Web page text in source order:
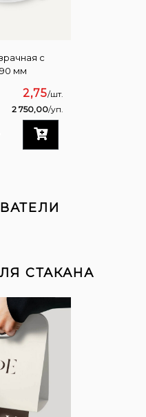
с
мм
2,75/шт.
2 750,00/уп.
СТАКАНА